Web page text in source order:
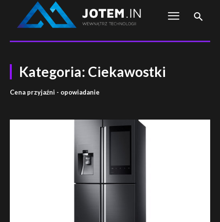
Kategoria: Ciekawostki
Cena przyjaźni - opowiadanie